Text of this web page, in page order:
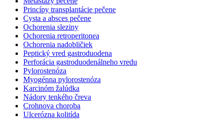
Princípy transplantácie pečene
Cysta a absces pečene
Ochorenia sleziny
Ochorenia retroperitonea
Ochorenia nadobličiek
Peptický vred gastroduodena
Perforácia gastroduodenálneho vredu
Pylorostenóza
Myogénna pylorostenóza
Karcinóm žalúdka
Nádory tenkého čreva
Crohnova choroba
Ulcerózna kolitída